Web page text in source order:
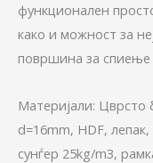
функционален
како и можност за
површина за спиење
Материјали: Цврсто
d=16mm, HDF,
сунѓер 25kg/m3,